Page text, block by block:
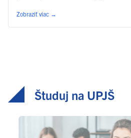
Zobraziť viac →
Študuj na UPJŠ